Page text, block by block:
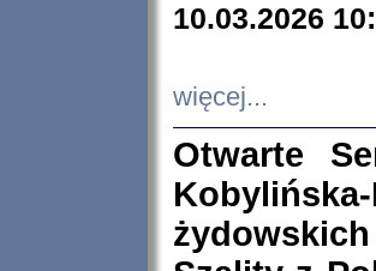
10.03.2026
więcej...
Otwarte